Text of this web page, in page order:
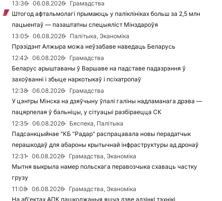
13:36
06.08.2026
Грамадства
Штогод афтальмолагі прымаюць у паліклініках больш за 2,5 млн
пацыентаў — пазаштатны спецыяліст Мінздароўя
13:05
06.08.2026
Палітыка, Эканоміка
Прэзідэнт Алжыра можа неўзабаве наведаць Беларусь
12:42
06.08.2026
Грамадства
Беларус арыштаваны ў Варшаве на падставе падазрэння ў
захоўванні і збыце наркотыкаў і псіхатропаў
12:38
06.08.2026
Грамадства
У цэнтры Мінска на дзяўчыну ўпалі галіны надламанага дрэва —
пацярпелая ў бальніцы, у сітуацыі разбіраецца СК
12:35
06.08.2026
Бяспека, Палітыка
Падсанкцыйнае "КБ "Радар" распрацавала новы перадатчык
перашкодаў для абароны крытычнай інфраструктуры ад дронаў
12:31
06.08.2026
Грамадства, Эканоміка
Мытня выкрыла намер польскага перавозчыка схаваць частку
грузу
11:08
06.08.2026
Грамадства, Эканоміка
На аб'ектах АПК пашкоджаныя яшчэ дзве адзінкі тэхнікі